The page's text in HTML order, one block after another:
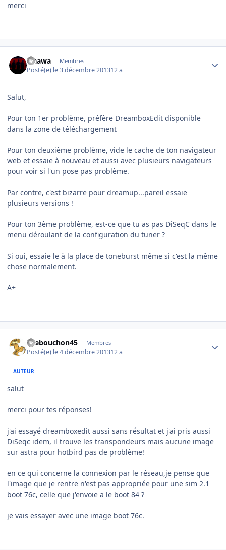
merci
waawa Membres
Posté(e) le 3 décembre 201312 a
Salut,
Pour ton 1er problème, préfère DreamboxEdit disponible
dans la zone de téléchargement
Pour ton deuxième problème, vide le cache de ton navigateur
web et essaie à nouveau et aussi avec plusieurs navigateurs
pour voir si l'un pose pas problème.
Par contre, c'est bizarre pour dreamup...pareil essaie
plusieurs versions !
Pour ton 3ème problème, est-ce que tu as pas DiSeqC dans le
menu déroulant de la configuration du tuner ?
Si oui, essaie le à la place de toneburst même si c'est la même
chose normalement.
A+
tirebouchon45 Membres
Posté(e) le 4 décembre 201312 a
AUTEUR
salut
merci pour tes réponses!
j'ai essayé dreamboxedit aussi sans résultat et j'ai pris aussi
DiSeqc idem, il trouve les transpondeurs mais aucune image
sur astra pour hotbird pas de problème!
en ce qui concerne la connexion par le réseau,je pense que
l'image que je rentre n'est pas appropriée pour une sim 2.1
boot 76c, celle que j'envoie a le boot 84 ?
je vais essayer avec une image boot 76c.